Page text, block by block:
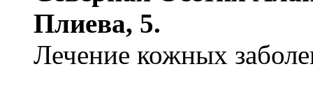
Плиева, 5.
Лечение кожных